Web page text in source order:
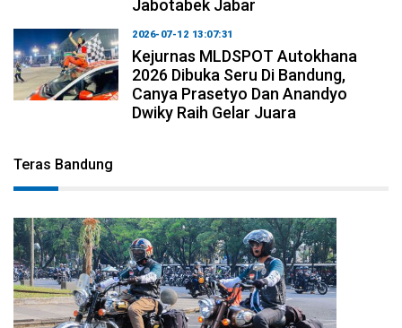
Jabotabek Jabar
2026-07-12 13:07:31
Kejurnas MLDSPOT Autokhana
2026 Dibuka Seru Di Bandung,
Canya Prasetyo Dan Anandyo
Dwiky Raih Gelar Juara
Teras Bandung